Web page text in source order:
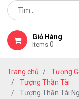
Giỏ Hàng
Items 0
Trang chủ Tượng
Tượng Thần Tài
Tượng Thần Tài